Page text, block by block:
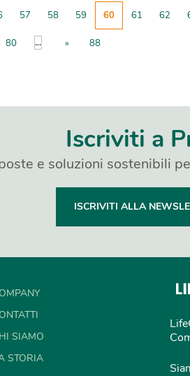
57 58 59 60 61 62
80 ... » 88
Iscriviti a
e soluzioni sostenibili
ISCRIVITI ALLA
SIAMO
STORIA